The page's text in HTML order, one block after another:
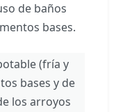
de baños
bases.
(fría y
bases y de
los arroyos